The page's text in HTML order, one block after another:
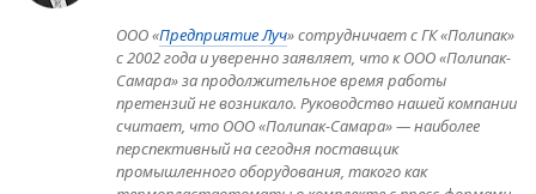
ООО «Предприятие Луч» сотрудничает с ГК «Полипак»
с 2002 года и уверенно заявляет, что к ООО «Полипак-
Самара» за продолжительное время работы
претензий не возникало. Руководство нашей компании
считает, что ООО «Полипак-Самара» — наиболее
перспективный на сегодня поставщик
промышленного оборудования, такого как